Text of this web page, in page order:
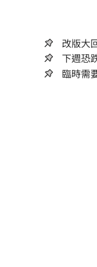
改版大
下週恐
臨時需